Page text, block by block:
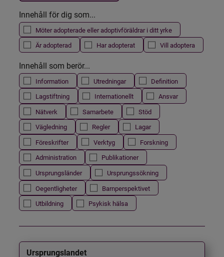
Innehåll för dig som...
Möter adopterade eller adoptivföräldrar i ditt yrke
Är adopterad
Har adopterat Vill adoptera
Innehåll som berör...
Information Utredningar
Definition
Lagstiftning
Internationellt
Ansvar
Nätverk
Samarbete
Stöd
Vägledning
Regler
Lagar
Föreskrifter
Verktyg
Forskning
Administration
Publikationer
Ursprungsländer
Ursprungssökning
Oegentligheter
Barnperspektivet
Utbildning
Psykisk hälsa
Ursprungslandet